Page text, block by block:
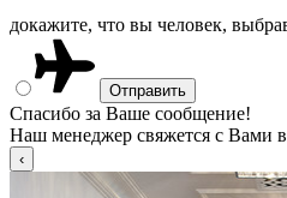
докажите, что вы человек,
Спасибо за Ваше сообщение!
Наш менеджер свяжется с Вами